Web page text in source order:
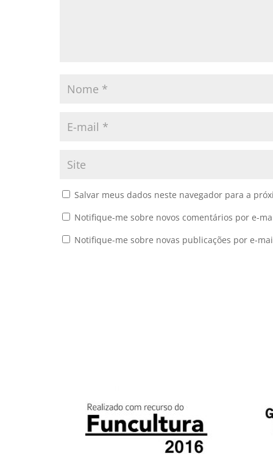
Salvar meus dados neste navegador para a
Notifique-me sobre novos comentários por e-
Notifique-me sobre novas publicações por e-